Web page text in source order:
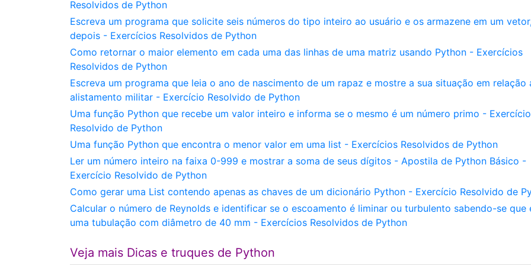
Resolvidos de Python
Escreva um programa que solicite seis números do tipo inteiro ao usuário e os armazene em um
depois - Exercícios Resolvidos de Python
Como retornar o maior elemento em cada uma das linhas de uma matriz usando Python - Exercícios
Resolvidos de Python
Escreva um programa que leia o ano de nascimento de um rapaz e mostre a sua situação em relação
alistamento militar - Exercício Resolvido de Python
Uma função Python que recebe um valor inteiro e informa se o mesmo é um número primo - Exercício
Resolvido de Python
Uma função Python que encontra o menor valor em uma list - Exercícios Resolvidos de Python
Ler um número inteiro na faixa 0-999 e mostrar a soma de seus dígitos - Apostila de Python Básico -
Exercício Resolvido de Python
Como gerar uma List contendo apenas as chaves de um dicionário Python - Exercício Resolvido de
Calcular o número de Reynolds e identificar se o escoamento é liminar ou turbulento sabendo-se que
uma tubulação com diâmetro de 40 mm - Exercícios Resolvidos de Python
Veja mais Dicas e truques de Python